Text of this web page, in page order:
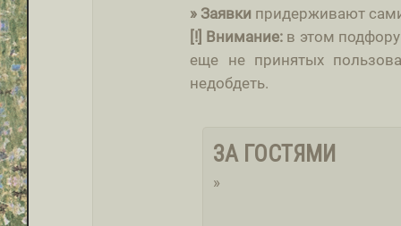
» Заявки придерживают
[!] Внимание: в этом
еще не принятых
недобдеть.
ЗА ГОСТЯМИ
»